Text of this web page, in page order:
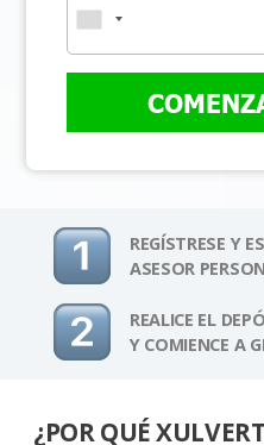
REGÍSTRESE Y
ASESOR
REALICE EL
Y COMIENCE A
¿POR QUÉ